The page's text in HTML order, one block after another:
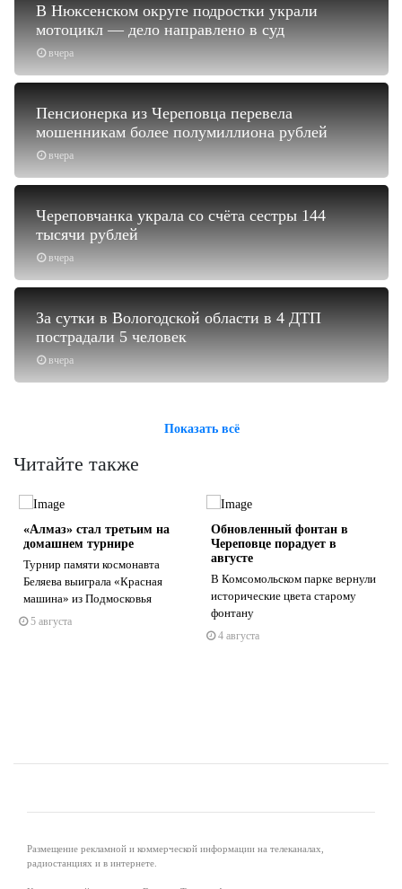
вчера
В Нюксенском округе подростки украли
мотоцикл — дело направлено в суд
вчера
Пенсионерка из Череповца перевела
мошенникам более полумиллиона рублей
вчера
Череповчанка украла со счёта сестры 144
тысячи рублей
вчера
За сутки в Вологодской области в 4 ДТП
пострадали 5 человек
Показать всё
Читайте также
«Алмаз» стал третьим на
домашнем турнире
Турнир памяти космонавта
Беляева выиграла «Красная
машина» из Подмосковья
5 августа
Обновленный фонтан в
Череповце порадует в
августе
В Комсомольском парке вернули
исторические цвета старому
фонтану
4 августа
Размещение рекламной и коммерческой информации на телеканалах,
радиостанциях и в интернете.